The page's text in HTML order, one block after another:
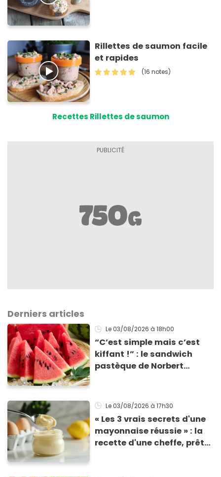
Rillettes de saumon facile
et rapides
(16 notes)
Recettes Rillettes de saumon
Derniers articles
Le 03/08/2026 à 18h00
“C’est simple mais c’est
kiffant !” : le sandwich
pastèque de Norbert
Le 03/08/2026 à 17h30
« Les 3 vrais secrets d'une
mayonnaise réussie » : la
recette d'une cheffe, prête